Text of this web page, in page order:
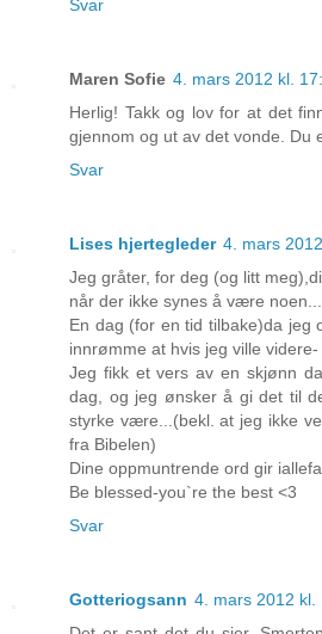
Svar
Maren Sofie 4. mars 2012 kl.
Herlig! Takk og lov for at det
gjennom og ut av det vonde. Du
Svar
Lises hjertegleder 4. mars
Jeg gråter, for deg (og litt
når der ikke synes å være
En dag (for en tid tilbake)da jeg
innrømme at hvis jeg ville
Jeg fikk et vers av en skjønn
dag, og jeg ønsker å gi det til
styrke være...(bekl. at jeg ikke
fra Bibelen)
Dine oppmuntrende ord gir
Be blessed-you`re the best <3
Svar
Gotteriogsann 4. mars 2012 kl.